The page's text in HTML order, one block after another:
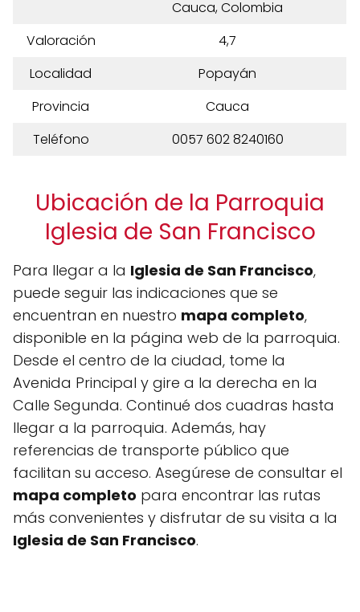
Cauca, Colombia
Valoración
4,7
Localidad
Popayán
Provincia
Cauca
Teléfono
0057 602 8240160
Ubicación de la Parroquia
Iglesia de San Francisco
Para llegar a la Iglesia de San Francisco,
puede seguir las indicaciones que se
encuentran en nuestro mapa completo,
disponible en la página web de la parroquia.
Desde el centro de la ciudad, tome la
Avenida Principal y gire a la derecha en la
Calle Segunda. Continué dos cuadras hasta
llegar a la parroquia. Además, hay
referencias de transporte público que
facilitan su acceso. Asegúrese de consultar el
mapa completo para encontrar las rutas
más convenientes y disfrutar de su visita a la
Iglesia de San Francisco.